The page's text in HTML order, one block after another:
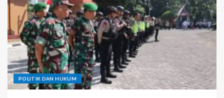
POLITIK DAN HUKUM